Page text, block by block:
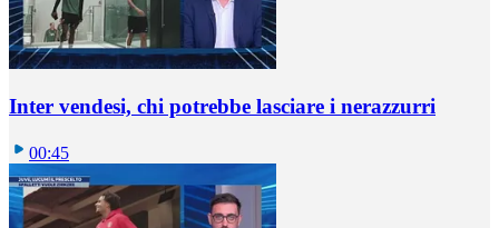
Inter vendesi, chi potrebbe lasciare i nerazzurri
00:45